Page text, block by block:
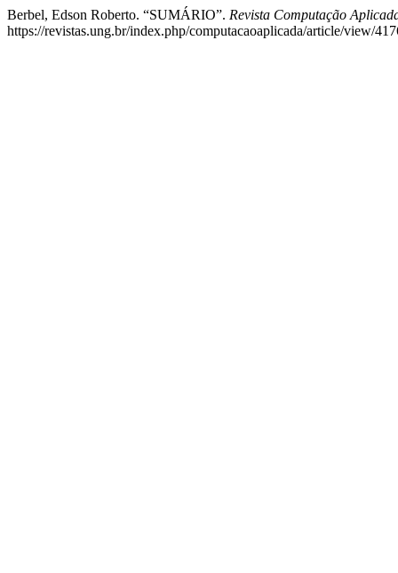
Berbel, Edson Roberto. “SUMÁRIO”. Revista Computação
https://revistas.ung.br/index.php/computacaoaplicada/article/view/